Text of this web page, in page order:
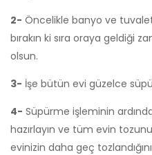
2- Öncelikle banyo ve
bırakın ki sıra oraya geldiği
olsun.
3- İşe bütün evi güzelce
4- Süpürme işleminin
hazırlayın ve tüm evin
evinizin daha geç